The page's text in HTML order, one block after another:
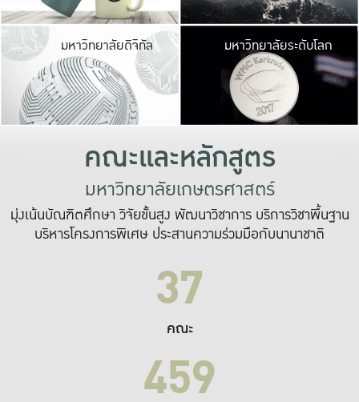
มหาวิทยาลัยดิจิทัล มหาวิ
เปลี่ยนแปลง แล
เพื่อทำง
ระบบสารสนเทศ
มหาวิทยาลัยระดับโลก
คณะและหลักสูตร
มหาวิทยาลัยเกษตรศาสตร์
มุ่งเน้นบัณฑิตศึกษา วิจัยขั้นสูง พัฒนาวิชาการ บริการวิชาพื้นฐาน
บริหารโครงการพิเศษ ประสานความร่วมมือกับนานาชาติ
37
คณะ
459